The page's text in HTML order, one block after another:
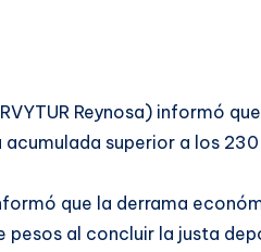
Reynosa) informó
superior a los
que la derrama
pesos al concluir la justa